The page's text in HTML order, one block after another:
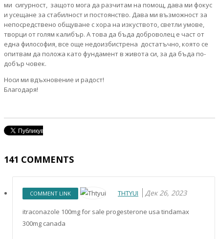
ми сигурност, защото мога да разчитам на помощ, дава ми фокус
и усещане за стабилност и постоянство. Дава ми възможност за
непосредствено общуване с хора на изкуството, светли умове,
творци от голям калибър. А това да бъда доброволец е част от
една философия, все още недоизбистрена достатъчно, която се
опитвам да положа като фундамент в живота си, за да бъда по-
добър човек.
Носи ми вдъхновение и радост!
Благодаря!
141 COMMENTS
COMMENT LINK THTYUI Дек 26, 2023
itraconazole 100mg for sale progesterone usa tindamax
300mg canada